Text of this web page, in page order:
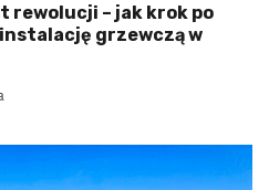
rewolucji – jak krok po
grzewczą w